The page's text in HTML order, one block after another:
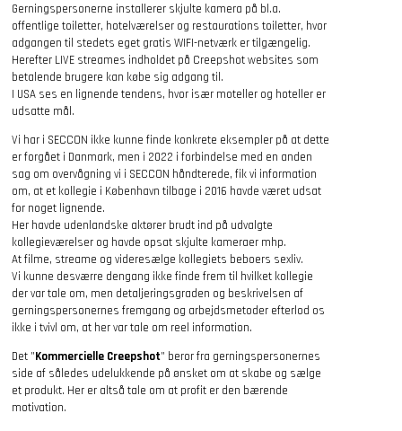
Gerningspersonerne installerer skjulte kamera på bl.a.
offentlige toiletter, hotelværelser og restaurations toiletter, hvor
adgangen til stedets eget gratis WIFI-netværk er tilgængelig.
Herefter LIVE streames indholdet på Creepshot websites som
betalende brugere kan købe sig adgang til.
I USA ses en lignende tendens, hvor især moteller og hoteller er
udsatte mål.
Vi har i SECCON ikke kunne finde konkrete eksempler på at dette
er forgået i Danmark, men i 2022 i forbindelse med en anden
sag om overvågning vi i SECCON håndterede, fik vi information
om, at et kollegie i København tilbage i 2016 havde været udsat
for noget lignende.
Her havde udenlandske aktører brudt ind på udvalgte
kollegieværelser og havde opsat skjulte kameraer mhp.
At filme, streame og videresælge kollegiets beboers sexliv.
Vi kunne desværre dengang ikke finde frem til hvilket kollegie
der var tale om, men detaljeringsgraden og beskrivelsen af
gerningspersonernes fremgang og arbejdsmetoder efterlod os
ikke i tvivl om, at her var tale om reel information.
Det ”Kommercielle Creepshot” beror fra gerningspersonernes
side af således udelukkende på ønsket om at skabe og sælge
et produkt. Her er altså tale om at profit er den bærende
motivation.